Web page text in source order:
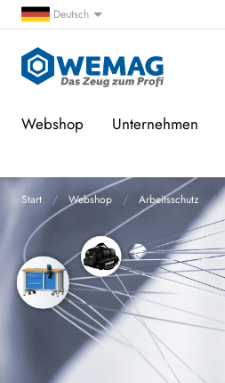
Deutsch
Webshop Unternehmen
Start Webshop Arbeitsschutz